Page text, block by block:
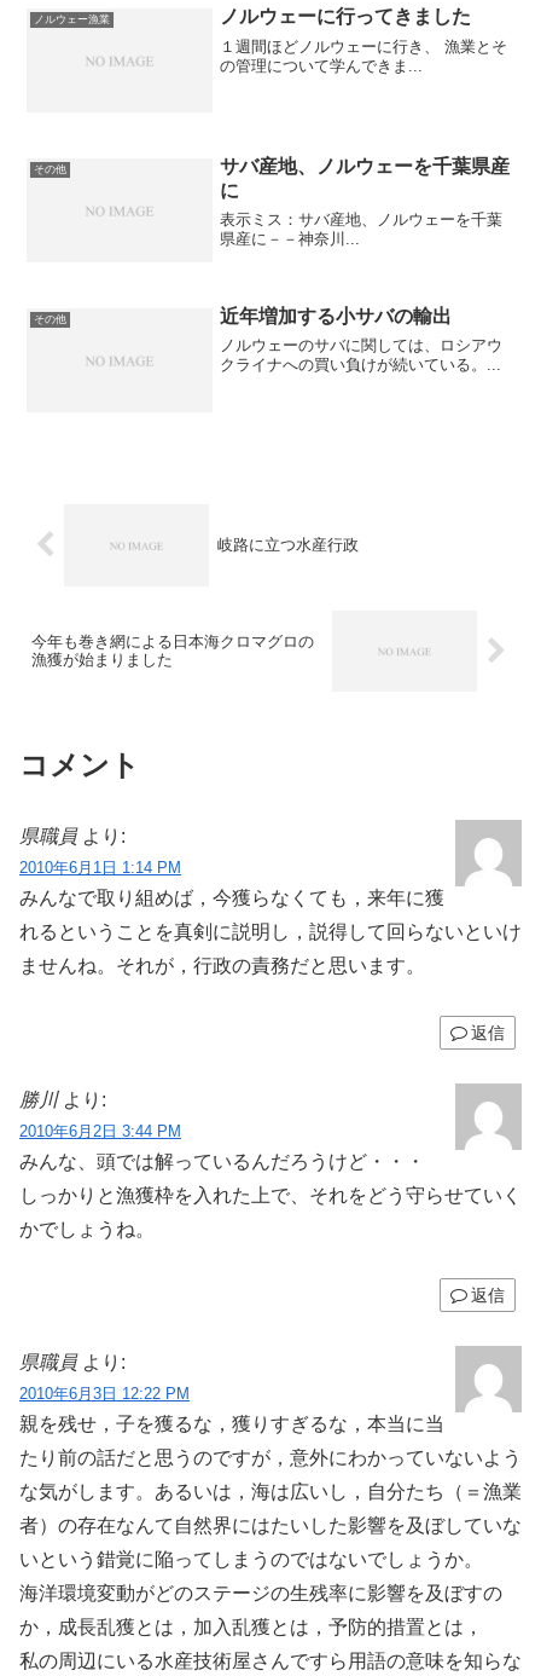
普通の取り方をすれば５０円ぐらいには
なる。１７円なんて、初...
ノルウェー漁業 ノルウェーに行ってきました
１週間ほどノルウェーに行き、 漁業とそ
の管理について学んできま...
その他
サバ産地、ノルウェーを千葉県産
に
表示ミス：サバ産地、ノルウェーを千葉
県産に－－神奈川...
その他 近年増加する小サバの輸出
ノルウェーのサバに関しては、ロシアウ
クライナへの買い負けが続いている。...
岐路に立つ水産行政
今年も巻き網による日本海クロマグロの
漁獲が始まりました
コメント
県職員 より:
2010年6月1日 1:14 PM
みんなで取り組めば，今獲らなくても，来年に獲
れるということを真剣に説明し，説得して回らないといけ
ませんね。それが，行政の責務だと思います。
返信
勝川 より:
2010年6月2日 3:44 PM
みんな、頭では解っているんだろうけど・・・
しっかりと漁獲枠を入れた上で、それをどう守らせていく
かでしょうね。
返信
県職員 より:
2010年6月3日 12:22 PM
親を残せ，子を獲るな，獲りすぎるな，本当に当
たり前の話だと思うのですが，意外にわかっていないよう
な気がします。あるいは，海は広いし，自分たち（＝漁業
者）の存在なんて自然界にはたいした影響を及ぼしていな
いという錯覚に陥ってしまうのではないでしょうか。
海洋環境変動がどのステージの生残率に影響を及ぼすの
か，成長乱獲とは，加入乱獲とは，予防的措置とは，
私の周辺にいる水産技術屋さんですら用語の意味を知らな